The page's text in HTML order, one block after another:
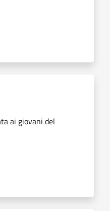
ai giovani del